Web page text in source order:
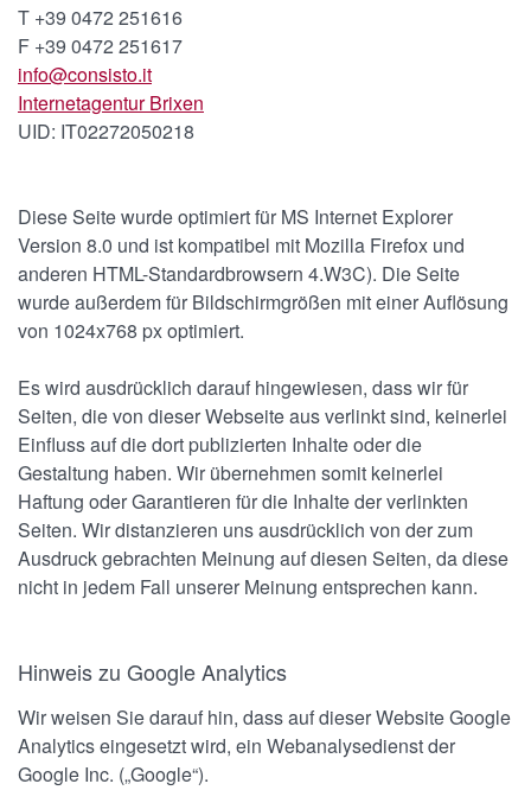
T +39 0472 251616
F +39 0472 251617
info@consisto.it
Internetagentur Brixen
UID: IT02272050218
Diese Seite wurde optimiert für MS Internet Explorer
Version 8.0 und ist kompatibel mit Mozilla Firefox und
anderen HTML-Standardbrowsern 4.W3C). Die Seite
wurde außerdem für Bildschirmgrößen mit einer Auflösung
von 1024x768 px optimiert.
Es wird ausdrücklich darauf hingewiesen, dass wir für
Seiten, die von dieser Webseite aus verlinkt sind, keinerlei
Einfluss auf die dort publizierten Inhalte oder die
Gestaltung haben. Wir übernehmen somit keinerlei
Haftung oder Garantieren für die Inhalte der verlinkten
Seiten. Wir distanzieren uns ausdrücklich von der zum
Ausdruck gebrachten Meinung auf diesen Seiten, da diese
nicht in jedem Fall unserer Meinung entsprechen kann.
Hinweis zu Google Analytics
Wir weisen Sie darauf hin, dass auf dieser Website Google
Analytics eingesetzt wird, ein Webanalysedienst der
Google Inc. („Google“).